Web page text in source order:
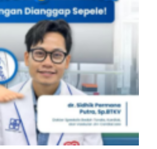
Stent Graft dan Prosedur EVAR
Aneurisma Aorta Abdominal
Blog